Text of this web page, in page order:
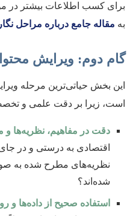
برای کسب اطلاعات بیشتر در
به مقاله جامع درباره مراحل
گام دوم: ویرایش
این بخش حیاتی‌ترین مرحله
است، زیرا بر دقت علمی و
دقت در مفاهیم، نظریه‌ها
اقتصادی به درستی و در جای
نظریه‌های مطرح شده به
شده‌اند؟
استفاده صحیح از داده‌ها